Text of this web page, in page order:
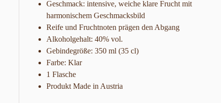
Geschmack: intensive, weiche klare Frucht mit
harmonischem Geschmacksbild
Reife und Fruchtnoten prägen den Abgang
Alkoholgehalt: 40% vol.
Gebindegröße: 350 ml (35 cl)
Farbe: Klar
1 Flasche
Produkt Made in Austria